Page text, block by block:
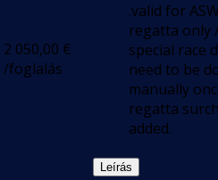
2 050,00 €
/foglalás
.valid for
regatta only
special race
need to be
manually
regatta
added.
Leírás